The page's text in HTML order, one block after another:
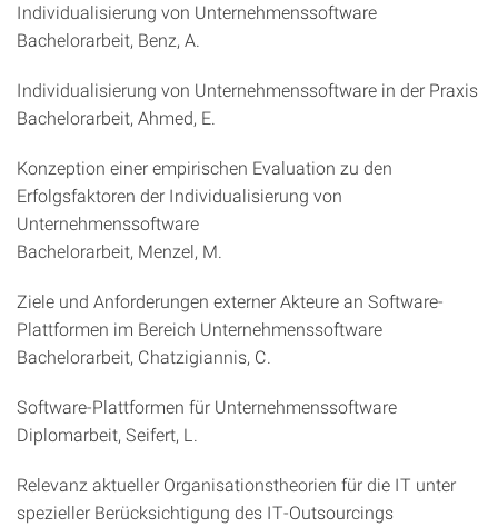
Individualisierung von Unternehmenssoftware
Bachelorarbeit, Benz, A.
Individualisierung von Unternehmenssoftware in der Praxis
Bachelorarbeit, Ahmed, E.
Konzeption einer empirischen Evaluation zu den
Erfolgsfaktoren der Individualisierung von
Unternehmenssoftware
Bachelorarbeit, Menzel, M.
Ziele und Anforderungen externer Akteure an Software-
Plattformen im Bereich Unternehmenssoftware
Bachelorarbeit, Chatzigiannis, C.
Software-Plattformen für Unternehmenssoftware
Diplomarbeit, Seifert, L.
Relevanz aktueller Organisationstheorien für die IT unter
spezieller Berücksichtigung des IT-Outsourcings